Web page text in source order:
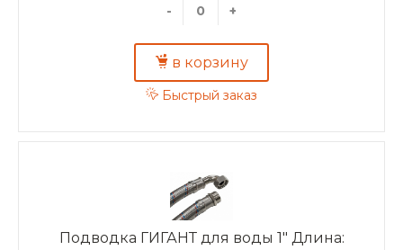
- +
в корзину
Быстрый заказ
Подводка ГИГАНТ для воды 1" Длина: